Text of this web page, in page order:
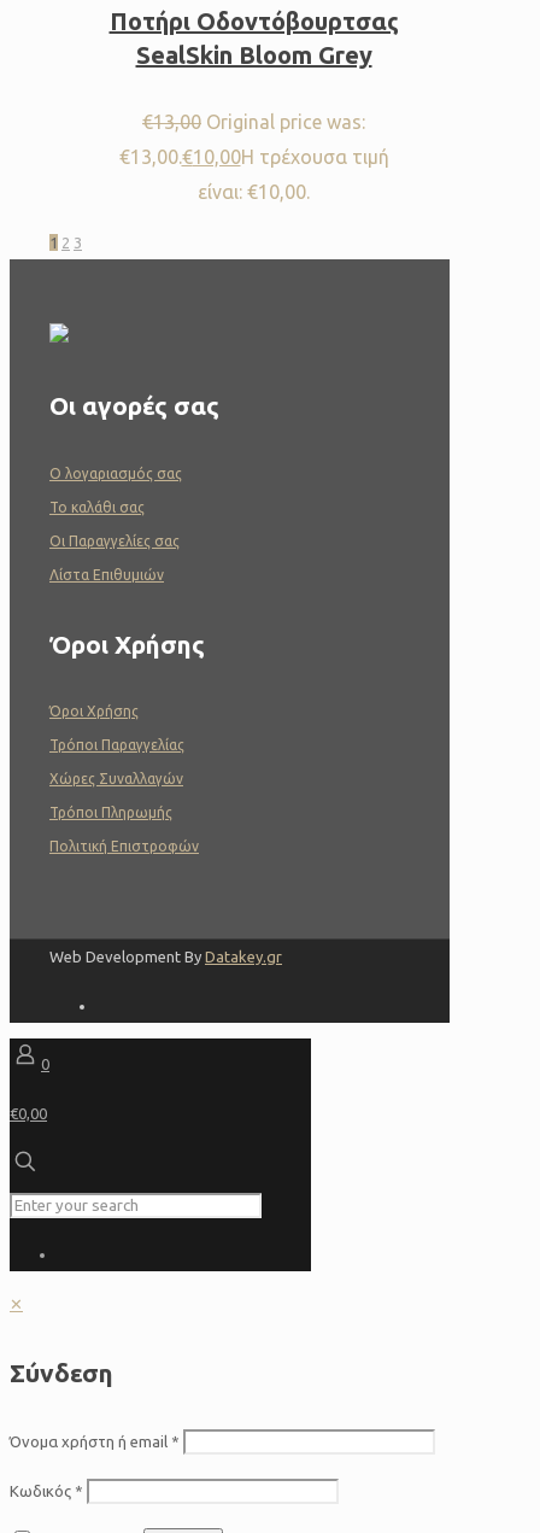
Ποτήρι Οδοντόβουρτσας
SealSkin Bloom Grey
€13,00 Original price was:
€13,00.€10,00Η τρέχουσα τιμή
είναι: €10,00.
1 2 3
Οι αγορές σας
O λογαριασμός σας
To καλάθι σας
Οι Παραγγελίες σας
Λίστα Επιθυμιών
Όροι Χρήσης
Όροι Χρήσης
Τρόποι Παραγγελίας
Χώρες Συναλλαγών
Τρόποι Πληρωμής
Πολιτική Επιστροφών
Web Development By Datakey.gr
0
€0,00
✕
Σύνδεση
Όνομα χρήστη ή email *
Κωδικός *